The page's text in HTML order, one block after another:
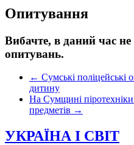
Опитування
Вибачте, в даний час не
опитувань.
← Сумські поліцейські
дитину
На Сумщині
предметів →
УКРАЇНА І СВІТ